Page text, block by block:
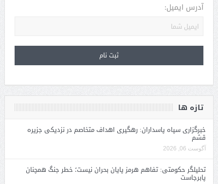
آدرس ایمیل:
تازه ها
خبرگزاری سپاه پاسداران: رهگیری اهداف متخاصم در نزدیکی جزیره
قشم
آگوست 06, 2026
تحلیلگر حکومتی: تفاهم هرمز پایان بحران نیست؛ خطر جنگ همچنان
پابرجاست